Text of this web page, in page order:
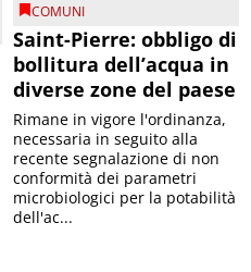
COMUNI
Saint-Pierre: obbligo di
bollitura dell’acqua in
diverse zone del paese
Rimane in vigore l'ordinanza,
necessaria in seguito alla
recente segnalazione di non
conformità dei parametri
microbiologici per la potabilità
dell'ac...